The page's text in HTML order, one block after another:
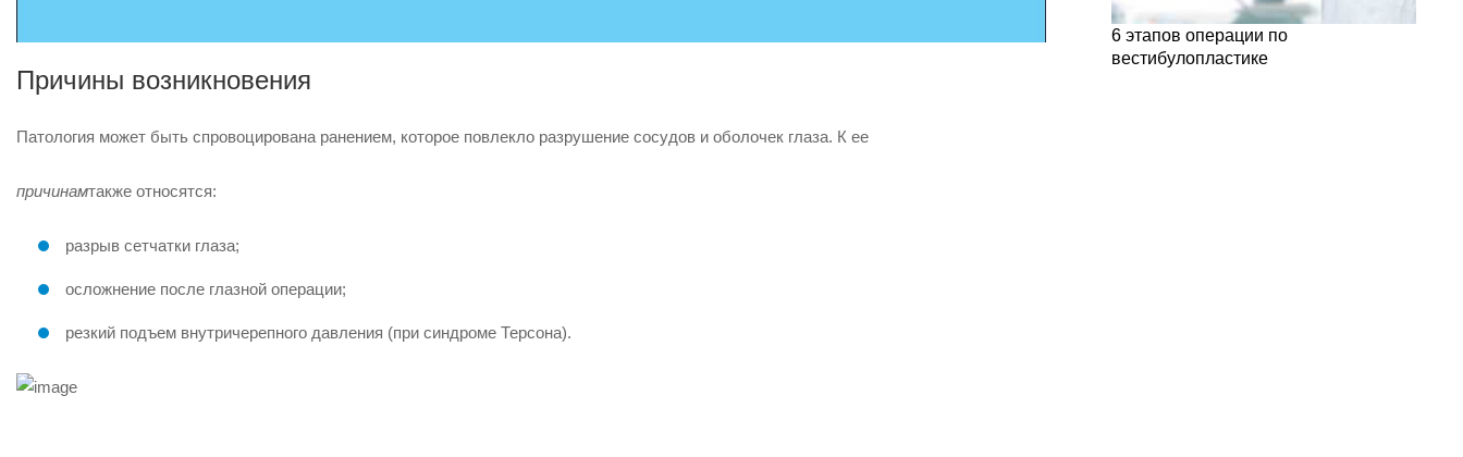
Причины возникновения
Патология может быть спровоцирована ранением, которое повлекло разрушение сосудов и оболочек глаза. К ее
причинамтакже относятся:
разрыв сетчатки глаза;
осложнение после глазной операции;
резкий подъем внутричерепного давления (при синдроме Терсона).
6 этапов операции по
вестибулопластике